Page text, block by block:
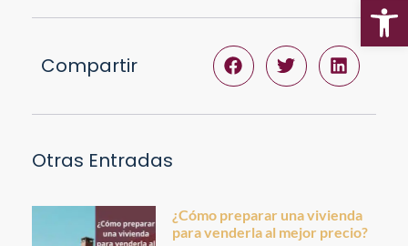
Compartir
Otras Entradas
¿Cómo preparar una vivienda
para venderla al mejor precio?